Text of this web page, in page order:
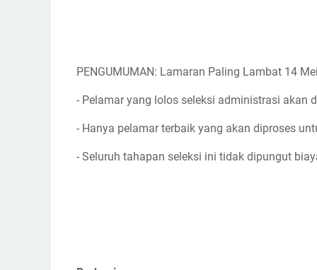
PENGUMUMAN: Lamaran Paling Lambat 14
- Pelamar yang lolos seleksi administrasi akan
- Hanya pelamar terbaik yang akan diproses
- Seluruh tahapan seleksi ini tidak dipungut